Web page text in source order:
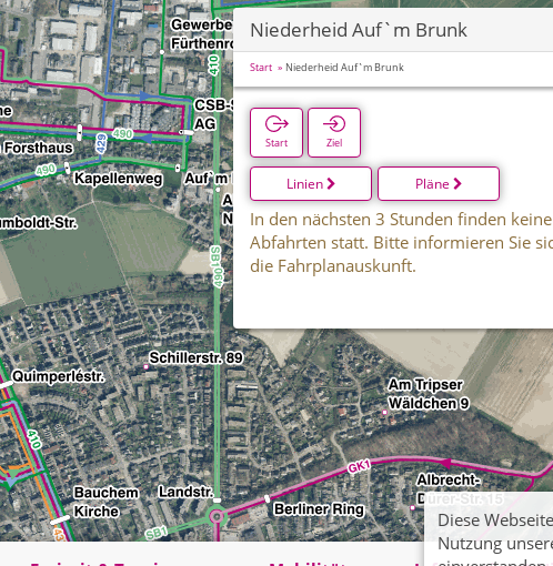
Niederheid Auf`m Brunk
Start Niederheid Auf`m Brunk
Start Ziel
Linien Pläne
In den nächsten 3 Stunden finden keine
Abfahrten statt. Bitte informieren Sie
die Fahrplanauskunft.
Diese
Nutzung